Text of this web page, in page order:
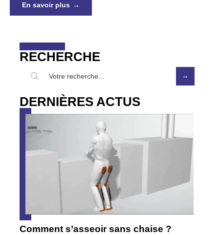
En savoir plus
RECHERCHE
DERNIÈRES ACTUS
Comment s’asseoir sans chaise ?